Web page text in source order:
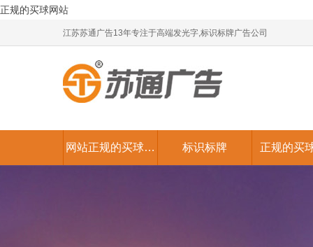
正规的买球网站
江苏苏通广告13年专注于高端发光字,标识标牌广告公司
网站正规的买球网 标识标牌 正规的买